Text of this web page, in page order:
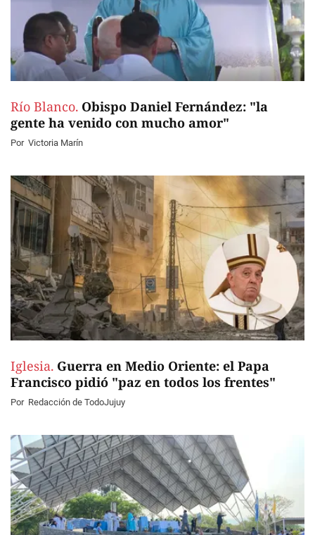
Río Blanco. Obispo Daniel Fernández: "la
gente ha venido con mucho amor"
Por Victoria Marín
Iglesia. Guerra en Medio Oriente: el Papa
Francisco pidió "paz en todos los frentes"
Por Redacción de TodoJujuy